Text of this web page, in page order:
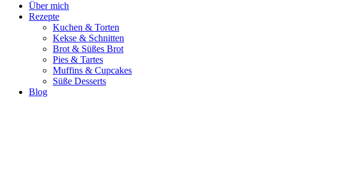
Über mich
Rezepte
Kuchen & Torten
Kekse & Schnitten
Brot & Süßes Brot
Pies & Tartes
Muffins & Cupcakes
Süße Desserts
Blog